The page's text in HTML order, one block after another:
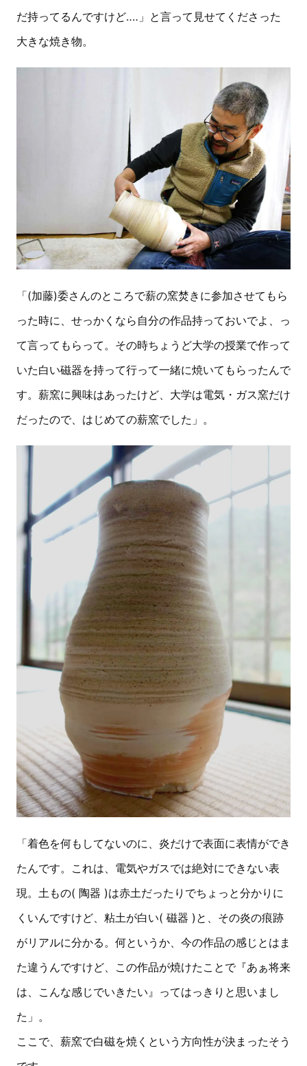
だ持ってるんですけど‥‥」と言って見せてくださった
大きな焼き物。
「(加藤)委さんのところで薪の窯焚きに参加させてもら
った時に、せっかくなら自分の作品持っておいでよ、っ
て言ってもらって。その時ちょうど大学の授業で作って
いた白い磁器を持って行って一緒に焼いてもらったんで
す。薪窯に興味はあったけど、大学は電気・ガス窯だけ
だったので、はじめての薪窯でした」。
「着色を何もしてないのに、炎だけで表面に表情ができ
たんです。これは、電気やガスでは絶対にできない表
現。土もの( 陶器 )は赤土だったりでちょっと分かりに
くいんですけど、粘土が白い( 磁器 )と、その炎の痕跡
がリアルに分かる。何というか、今の作品の感じとはま
た違うんですけど、この作品が焼けたことで『あぁ将来
は、こんな感じでいきたい』ってはっきりと思いまし
た」。
ここで、薪窯で白磁を焼くという方向性が決まったそう